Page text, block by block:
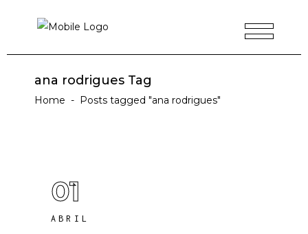
ana rodrigues Tag
Home - Posts tagged "ana rodrigues"
01
ABRIL